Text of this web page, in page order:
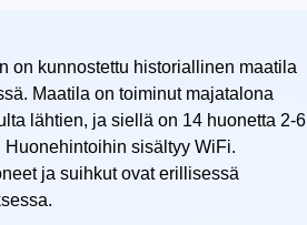
on kunnostettu historiallinen maatila
Maatila on toiminut majatalona
lähtien, ja siellä on 14 huonetta 2-6
Huonehintoihin sisältyy WiFi.
ja suihkut ovat erillisessä